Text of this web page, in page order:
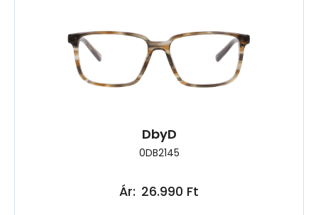
DbyD
0DB2145
Ár: 26.990 Ft